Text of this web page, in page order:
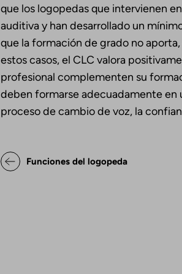
que los logopedas que intervienen
auditiva y han desarrollado un
que la formación de grado no
estos casos, el CLC valora
profesional complementen su
deben formarse adecuadamente en
proceso de cambio de voz, la
Enlaces
Funciones del logopeda